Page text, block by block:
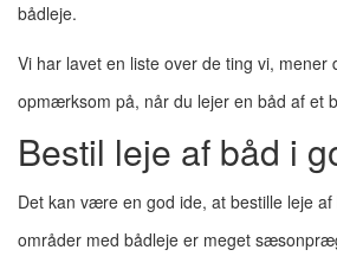
bådleje.
Vi har lavet en liste over de ting vi,
opmærksom på, når du lejer en båd af et
Bestil leje af båd i
Det kan være en god ide, at bestille leje
områder med bådleje er meget